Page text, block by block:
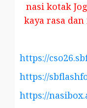
nasi kotak
kaya rasa
https://
https://
https://